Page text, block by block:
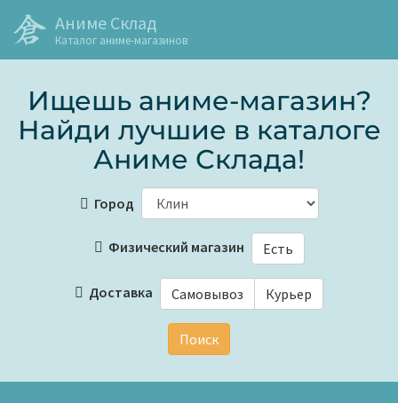
Аниме Склад
Каталог аниме-магазинов
Ищешь аниме-магазин?
Найди лучшие в каталоге
Аниме Склада!
Город
Физический магазин Есть
Доставка Самовывоз Курьер
Поиск